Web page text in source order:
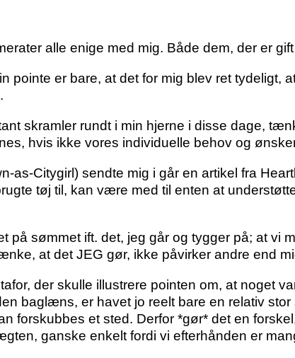
alle enige med mig. Både dem, der er
pointe er bare, at det for mig blev ret tydeligt,
skramler rundt i min hjerne i disse dage,
hvis ikke vores individuelle behov og
as-Citygirl) sendte mig i går en artikel fra
tøj til, kan være med til enten at
på sømmet ift. det, jeg går og tygger på; at vi
at det JEG gør, ikke påvirker andre end
der skulle illustrere pointen om, at noget
baglæns, er havet jo reelt bare en relativ
forskubbes et sted. Derfor *gør* det en
ganske enkelt fordi vi efterhånden er